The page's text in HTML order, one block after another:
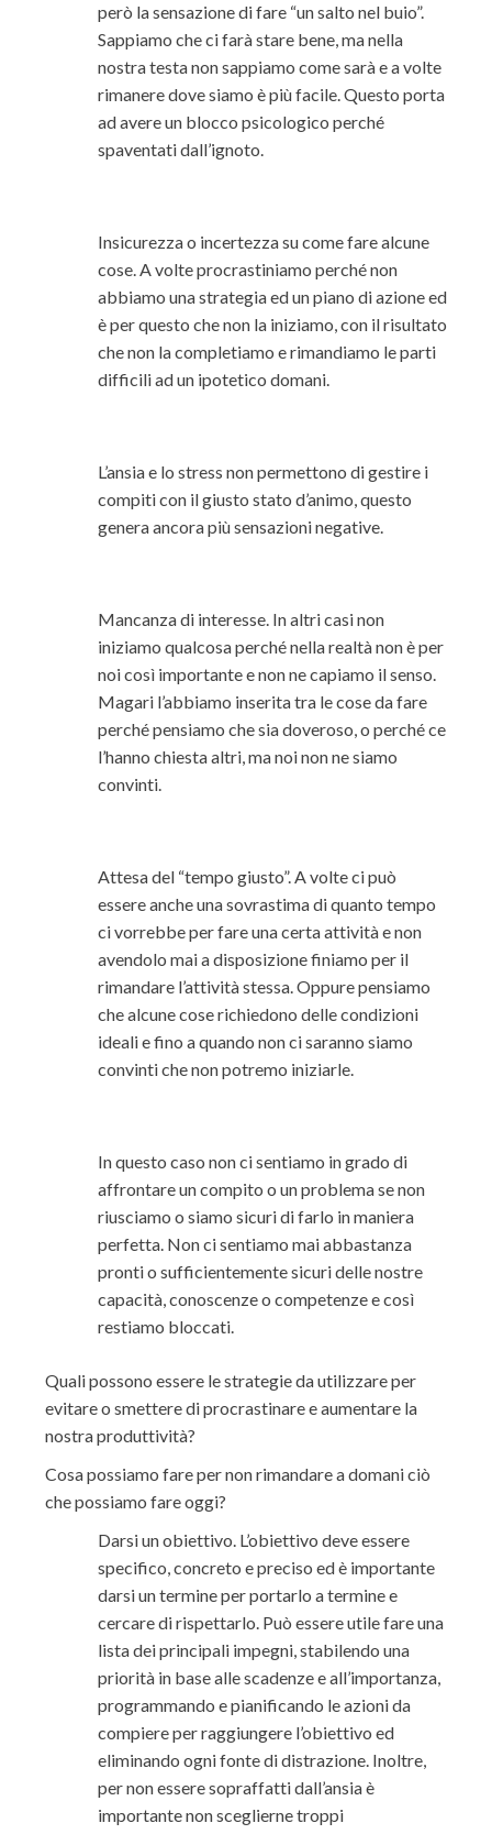
però la sensazione di fare “un salto nel buio”.
Sappiamo che ci farà stare bene, ma nella
nostra testa non sappiamo come sarà e a volte
rimanere dove siamo è più facile. Questo porta
ad avere un blocco psicologico perché
spaventati dall’ignoto.
Insicurezza o incertezza su come fare alcune
cose. A volte procrastiniamo perché non
abbiamo una strategia ed un piano di azione ed
è per questo che non la iniziamo, con il risultato
che non la completiamo e rimandiamo le parti
difficili ad un ipotetico domani.
L’ansia e lo stress non permettono di gestire i
compiti con il giusto stato d’animo, questo
genera ancora più sensazioni negative.
Mancanza di interesse. In altri casi non
iniziamo qualcosa perché nella realtà non è per
noi così importante e non ne capiamo il senso.
Magari l’abbiamo inserita tra le cose da fare
perché pensiamo che sia doveroso, o perché ce
l’hanno chiesta altri, ma noi non ne siamo
convinti.
Attesa del “tempo giusto”. A volte ci può
essere anche una sovrastima di quanto tempo
ci vorrebbe per fare una certa attività e non
avendolo mai a disposizione finiamo per il
rimandare l’attività stessa. Oppure pensiamo
che alcune cose richiedono delle condizioni
ideali e fino a quando non ci saranno siamo
convinti che non potremo iniziarle.
In questo caso non ci sentiamo in grado di
affrontare un compito o un problema se non
riusciamo o siamo sicuri di farlo in maniera
perfetta. Non ci sentiamo mai abbastanza
pronti o sufficientemente sicuri delle nostre
capacità, conoscenze o competenze e così
restiamo bloccati.
Quali possono essere le strategie da utilizzare per
evitare o smettere di procrastinare e aumentare la
nostra produttività?
Cosa possiamo fare per non rimandare a domani ciò
che possiamo fare oggi?
Darsi un obiettivo. L’obiettivo deve essere
specifico, concreto e preciso ed è importante
darsi un termine per portarlo a termine e
cercare di rispettarlo. Può essere utile fare una
lista dei principali impegni, stabilendo una
priorità in base alle scadenze e all’importanza,
programmando e pianificando le azioni da
compiere per raggiungere l’obiettivo ed
eliminando ogni fonte di distrazione. Inoltre,
per non essere sopraffatti dall’ansia è
importante non sceglierne troppi